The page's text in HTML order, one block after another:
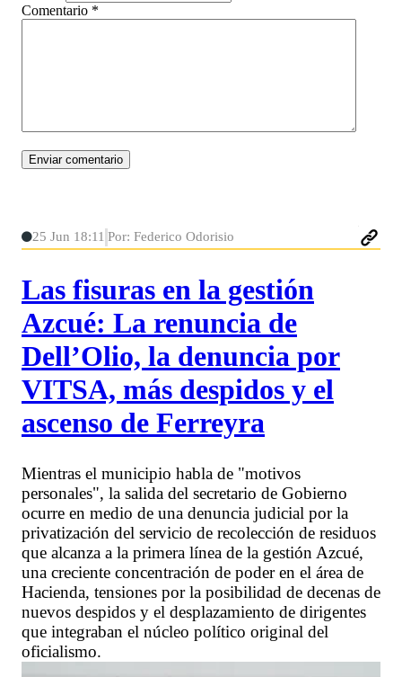
Comentario *
25 Jun 18:11 Por: Federico Odorisio
Las fisuras en la gestión
Azcué: La renuncia de
Dell’Olio, la denuncia por
VITSA, más despidos y el
ascenso de Ferreyra
Mientras el municipio habla de "motivos
personales", la salida del secretario de Gobierno
ocurre en medio de una denuncia judicial por la
privatización del servicio de recolección de residuos
que alcanza a la primera línea de la gestión Azcué,
una creciente concentración de poder en el área de
Hacienda, tensiones por la posibilidad de decenas de
nuevos despidos y el desplazamiento de dirigentes
que integraban el núcleo político original del
oficialismo.